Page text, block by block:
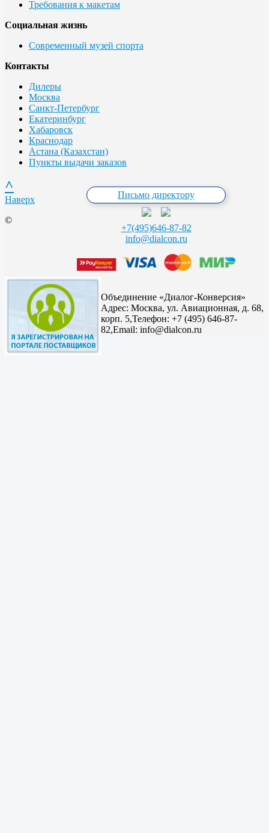
Требования к макетам
Социальная жизнь
Современный музей спорта
Контакты
Дилеры
Москва
Санкт-Петербург
Екатеринбург
Хабаровск
Краснодар
Астана (Казахстан)
Пункты выдачи заказов
Письмо директору
+7(495)646-87-82
info@dialcon.ru
^
Наверх
©
Объединение «Диалог-Конверсия»
Адрес: Москва, ул. Авиационная, д. 68,
корп. 5,Телефон: +7 (495) 646-87-
82,Email: info@dialcon.ru